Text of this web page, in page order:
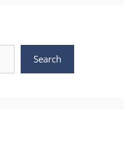
Search